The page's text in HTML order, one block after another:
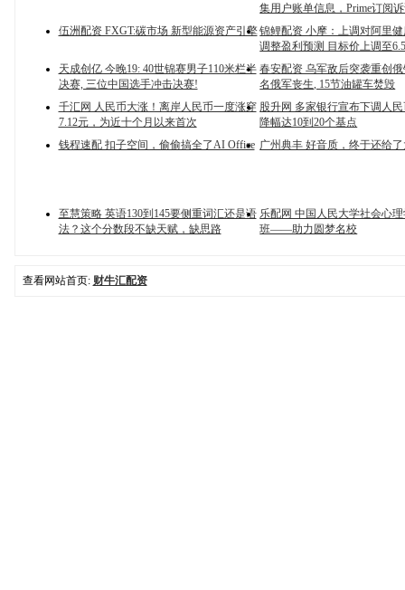
集用户账单信息，Prime订阅
伍洲配资 FXGT:碳市场 新型能源资产引擎锦鲤配资 小摩：上调对阿里
调整盈利预测 目标价上调至
天成创亿 今晚19: 40世锦赛男子110米栏半
决赛, 三位中国选手冲击决赛!
春安配资 乌军敌后突袭重创
名俄军丧生, 15节油罐车焚毁
千汇网 人民币大涨！离岸人民币一度涨穿
7.12元，为近十个月以来首次
股升网 多家银行宣布下调人
降幅达10到20个基点
钱程速配 扣子空间，偷偷搞全了AI Office 广州典丰 好音质，终于还给
至慧策略 英语130到145要侧重词汇还是语
法？这个分数段不缺天赋，缺思路
乐配网 中国人民大学社会心
班——助力圆梦名校
查看网站首页: 财牛汇配资